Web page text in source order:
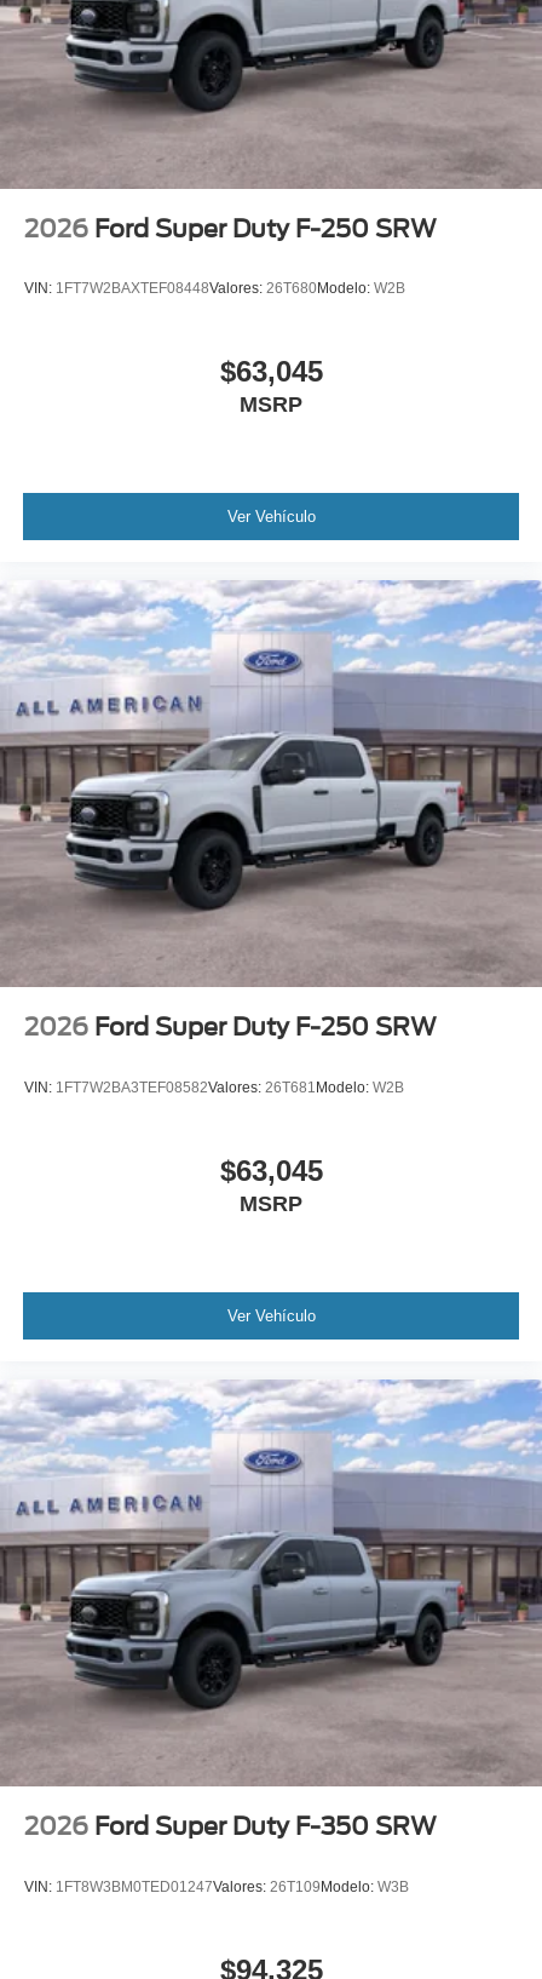
Wheels: 17" Argent Painted Steel -inc: painted hub
covers/center ornaments
2026 Ford Super Duty F-250 SRW
VIN: 1FT7W2BAXTEF08448Valores: 26T680Modelo: W2B
$63,045
MSRP
Ver Vehículo
2026 Ford Super Duty F-250 SRW
VIN: 1FT7W2BA3TEF08582Valores: 26T681Modelo: W2B
$63,045
MSRP
Ver Vehículo
2026 Ford Super Duty F-350 SRW
VIN: 1FT8W3BM0TED01247Valores: 26T109Modelo: W3B
$94,325